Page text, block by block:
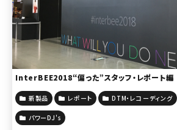
InterBEE2018“偏った”スタッフ・レポート編
新製品 レポート DTM・レコーディング
パワーDJ's